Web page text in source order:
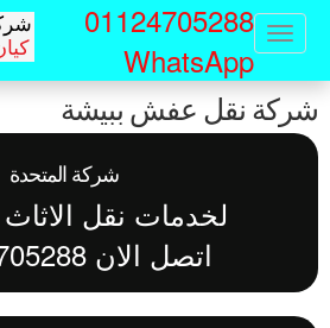
Toggle
navigation
01124705288
WhatsApp
نقل عفش ببيشة
شركة المتحدة
لخدمات نقل الاثاث
اتصل الان 01124705288